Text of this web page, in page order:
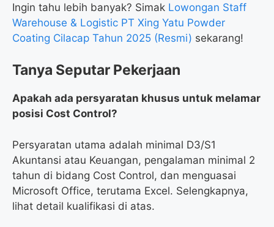
Ingin tahu lebih banyak? Simak Lowongan Staff
Warehouse & Logistic PT Xing Yatu Powder
Coating Cilacap Tahun 2025 (Resmi) sekarang!
Tanya Seputar Pekerjaan
Apakah ada persyaratan khusus untuk melamar
posisi Cost Control?
Persyaratan utama adalah minimal D3/S1
Akuntansi atau Keuangan, pengalaman minimal 2
tahun di bidang Cost Control, dan menguasai
Microsoft Office, terutama Excel. Selengkapnya,
lihat detail kualifikasi di atas.